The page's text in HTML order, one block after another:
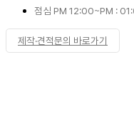
점심 PM 12:00~PM :
제작·견적문의 바로가기